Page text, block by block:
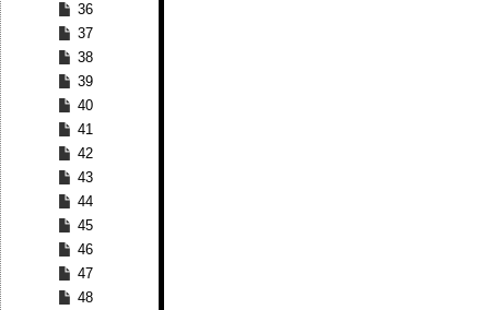
36
37
38
39
40
41
42
43
44
45
46
47
48